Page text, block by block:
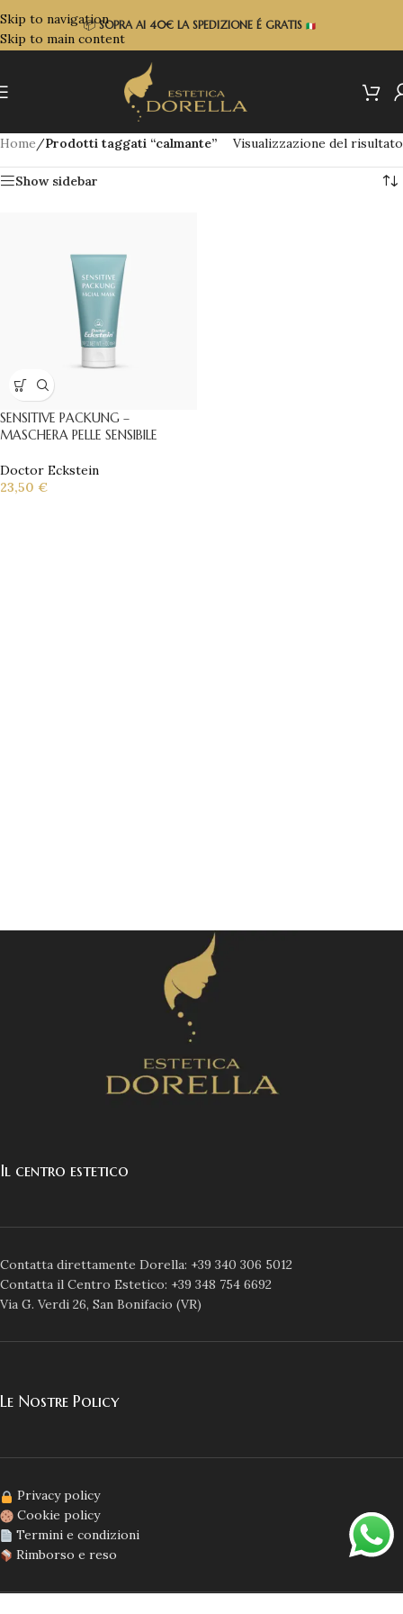
Skip to navigation
Skip to main content
📦 SOPRAAI 40€ LA SPEDIZIONE É GRATIS
Home/Prodotti taggati “calmante” Visualizzazione del risultato
Show sidebar
SENSITIVE PACKUNG –
MASCHERA PELLE SENSIBILE
Doctor Eckstein
23,50 €
Il centro estetico
Contatta direttamente Dorella: +39 340 306 5012
Contatta il Centro Estetico: +39 348 754 6692
Via G. Verdi 26, San Bonifacio (VR)
Le Nostre Policy
Privacy policy
Cookie policy
Termini e condizioni
Rimborso e reso